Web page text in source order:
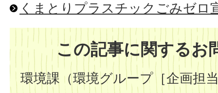
くまとりプラスチックごみゼロ
この記事に関するお
環境課（環境グループ［企画担